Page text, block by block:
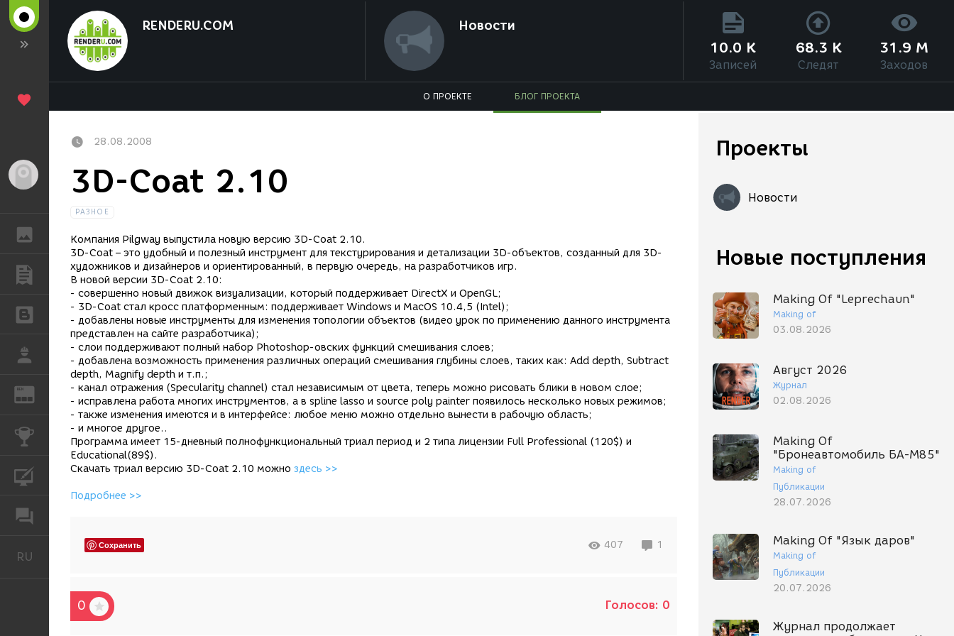
Гость
ГАЛЕРЕЯ
ПУБЛИКАЦИИ
БЛОГИ
РАБОТА
REN ЖУРНАЛ
КОНКУРСЫ
КУРСЫ
RU Русский
RENDERU.COM Новости
10.0 K
Записей
68.3 K
Следят
31.9 M
Заходов
О ПРОЕКТЕ БЛОГ ПРОЕКТА
Проекты
Новости
Новые поступления
Making Of "Leprechaun"
Making of
03.08.2026
Август 2026
Журнал
02.08.2026
Making Of
"Бронеавтомобиль БА-М85"
Making of
Публикации
28.07.2026
Making Of "Язык даров"
Making of
Публикации
20.07.2026
Журнал продолжает
28.08.2008
3D-Coat 2.10
РАЗНОЕ
Компания Pilgway выпустила новую версию 3D-Coat 2.10.
3D-Coat – это удобный и полезный инструмент для текстурирования и детализации 3D-объектов, созданный для 3D-
художников и дизайнеров и ориентированный, в первую очередь, на разработчиков игр.
В новой версии 3D-Coat 2.10:
- совершенно новый движок визуализации, который поддерживает DirectX и OpenGL;
- 3D-Coat стал кросс платформенным: поддерживает Windows и MacOS 10.4,5 (Intel);
- добавлены новые инструменты для изменения топологии объектов (видео урок по применению данного инструмента
представлен на сайте разработчика);
- слои поддерживают полный набор Photoshop-овских функций смешивания слоев;
- добавлена возможность применения различных операций смешивания глубины слоев, таких как: Add depth, Subtract
depth, Magnify depth и т.п.;
- канал отражения (Specularity channel) стал независимым от цвета, теперь можно рисовать блики в новом слое;
- исправлена работа многих инструментов, а в spline lasso и source poly painter появилось несколько новых режимов;
- также изменения имеются и в интерфейсе: любое меню можно отдельно вынести в рабочую область;
- и многое другое..
Программа имеет 15-дневный полнофункциональный триал период и 2 типа лицензии Full Professional (120$) и
Educational(89$).
Скачать триал версию 3D-Coat 2.10 можно здесь >>
Подробнее >>
Сохранить 407 1
0 Голосов: 0